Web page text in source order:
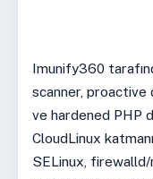
Imunify360
scanner,
ve hardened PHP
CloudLinux
SELinux,